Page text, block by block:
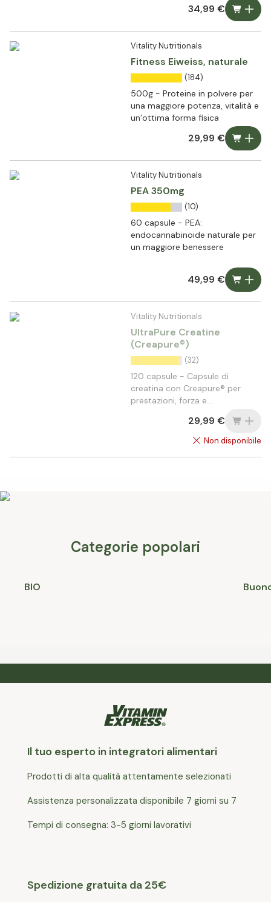
34,99 €
Vitality Nutritionals
Fitness Eiweiss, naturale
(184)
500g - Proteine in polvere per
una maggiore potenza, vitalità e
un’ottima forma fisica
29,99 €
Vitality Nutritionals
PEA 350mg
(10)
60 capsule - PEA:
endocannabinoide naturale per
un maggiore benessere
49,99 €
Vitality Nutritionals
UltraPure Creatine
(Creapure®)
(32)
120 capsule - Capsule di
creatina con Creapure® per
prestazioni, forza e
29,99 €
Non disponibile
Categorie popolari
BIO
Il tuo esperto in integratori alimentari
Prodotti di alta qualità attentamente selezionati
Assistenza personalizzata disponibile 7 giorni su 7
Tempi di consegna: 3-5 giorni lavorativi
Spedizione gratuita da 25€